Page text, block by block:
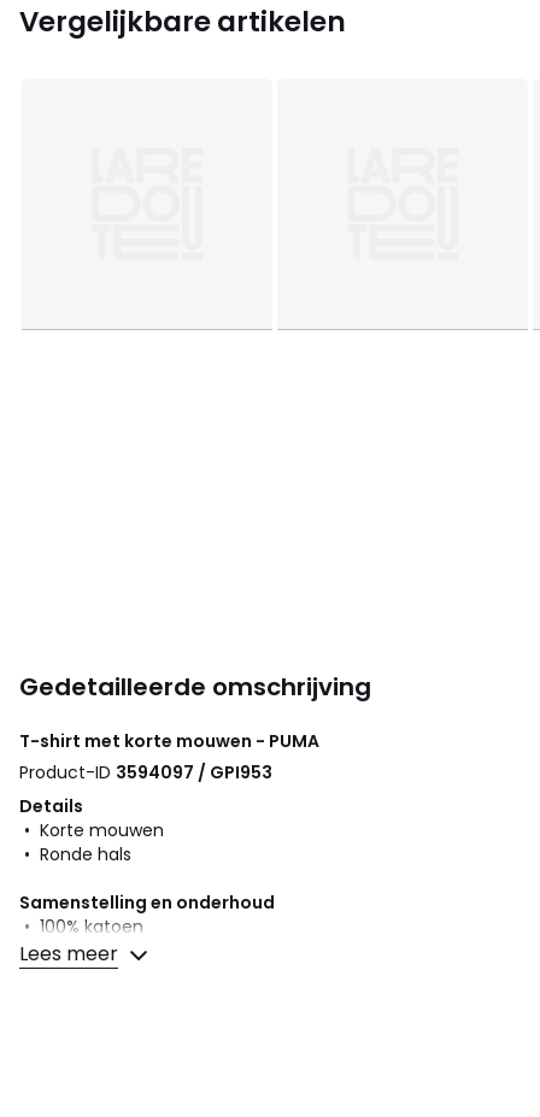
Vergelijkbare artikelen
Gedetailleerde omschrijving
T-shirt met korte mouwen - PUMA
Product-ID 3594097 / GPI953
Details
• Korte mouwen
• Ronde hals
Samenstelling en onderhoud
• 100% katoen
• Onderhoud : zie etiket
Lees meer